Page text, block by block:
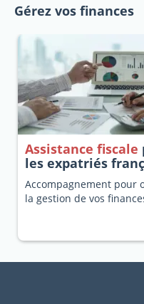
Gérez vos finances
Assistance fiscale
les expatriés
Accompagnement pour
la gestion de vos